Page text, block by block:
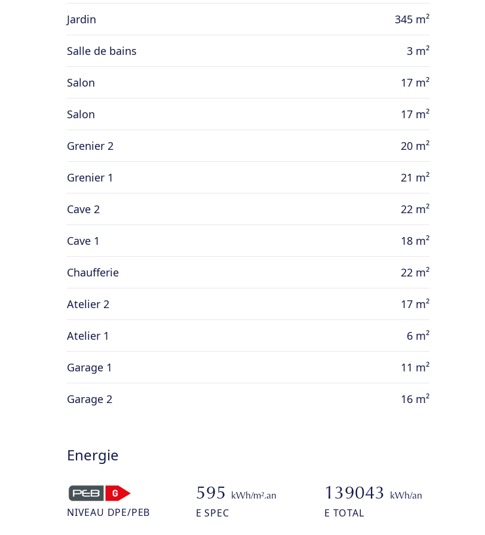
Jardin 345 m²
Salle de bains 3 m²
Salon 17 m²
Salon 17 m²
Grenier 2 20 m²
Grenier 1 21 m²
Cave 2 22 m²
Cave 1 18 m²
Chaufferie 22 m²
Atelier 2 17 m²
Atelier 1 6 m²
Garage 1 11 m²
Garage 2 16 m²
Energie
NIVEAU DPE/PEB
595 kWh/m².an
E SPEC
139043 kWh/an
E TOTAL